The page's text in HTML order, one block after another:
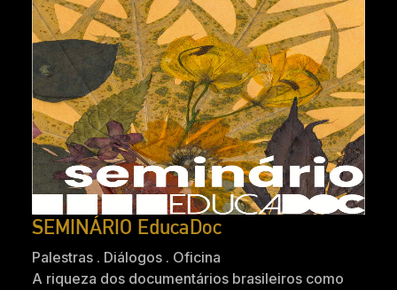
SEMINÁRIO EducaDoc
Palestras . Diálogos . Oficina
A riqueza dos documentários brasileiros como